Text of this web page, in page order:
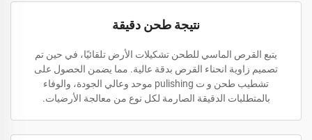
نتيجة طحن دقيقة
يتبع القرص الماسي للطحن تشكيلات الأرض تلقائيًا، في حين تم
تصميم زاوية انحناء القرص بدقة عالية. مما يضمن الحصول على
تشطيب طحن و ت pulishing موحد وعالي الجودة، والوفاء
بالمتطلبات الدقيقة الصارمة لكل نوع من معالجة الأرضيات.